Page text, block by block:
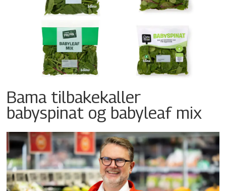
Bama tilbakekaller
babyspinat og babyleaf mix